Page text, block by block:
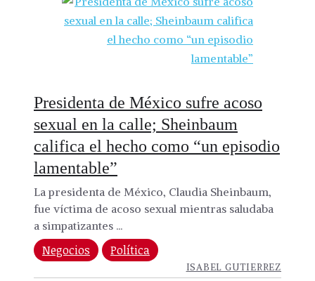
Presidenta de México sufre acoso
sexual en la calle; Sheinbaum
califica el hecho como “un episodio
lamentable”
La presidenta de México, Claudia Sheinbaum,
fue víctima de acoso sexual mientras saludaba
a simpatizantes ...
Negocios Política
ISABEL GUTIERREZ